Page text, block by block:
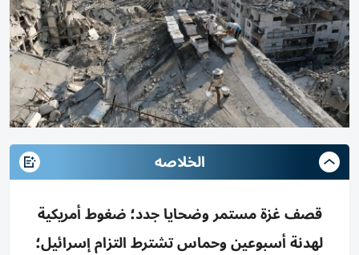
الخلاصه
قصف غزة مستمر وضحايا جدد؛ ضغوط أمريكية
لهدنة أسبوعين وحماس تشترط التزام إسرائيل؛